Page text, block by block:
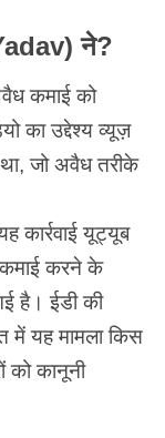
ने?
कमाई को
का उद्देश्य व्यूज़
जो अवैध तरीके
कार्रवाई यूट्यूब
कमाई करने के
है। ईडी की
में यह मामला किस
को कानूनी